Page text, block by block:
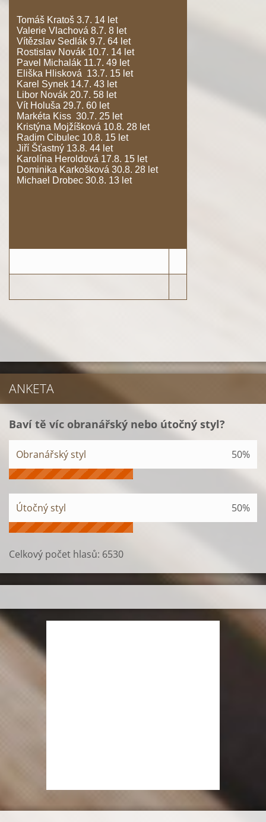
Tomáš Kratoš 3.7. 14 let
Valerie Vlachová 8.7. 8 let
Vítězslav Sedlák 9.7. 64 let
Rostislav Novák 10.7. 14 let
Pavel Michalák 11.7. 49 let
Eliška Hlisková 13.7. 15 let
Karel Synek 14.7. 43 let
Libor Novák 20.7. 58 let
Vít Holuša 29.7. 60 let
Markéta Kiss 30.7. 25 let
Kristýna Mojžíšková 10.8. 28 let
Radim Cibulec 10.8. 15 let
Jiří Šťastný 13.8. 44 let
Karolína Heroldová 17.8. 15 let
Dominika Karkošková 30.8. 28 let
Michael Drobec 30.8. 13 let
ANKETA
Baví tě víc obranářský nebo útočný styl?
Obranářský styl 50%
Útočný styl 50%
Celkový počet hlasů: 6530